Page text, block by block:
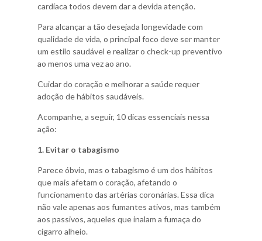
cardíaca todos devem dar a devida atenção.
Para alcançar a tão desejada longevidade com
qualidade de vida, o principal foco deve ser manter
um estilo saudável e realizar o check-up preventivo
ao menos uma vez ao ano.
Cuidar do coração e melhorar a saúde requer
adoção de hábitos saudáveis.
Acompanhe, a seguir, 10 dicas essenciais nessa
ação:
1. Evitar o tabagismo
Parece óbvio, mas o tabagismo é um dos hábitos
que mais afetam o coração, afetando o
funcionamento das artérias coronárias. Essa dica
não vale apenas aos fumantes ativos, mas também
aos passivos, aqueles que inalam a fumaça do
cigarro alheio.